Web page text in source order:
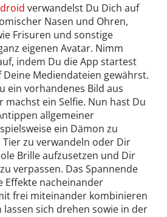
verwandelst Du Dich auf
Nasen und Ohren,
Frisuren und sonstige
eigenen Avatar. Nimm
indem Du die App startest
Mediendateien gewährst.
ein vorhandenes Bild aus
machst ein Selfie. Nun hast Du
allgemeiner
ein Dämon zu
zu verwandeln oder Dir
Brille aufzusetzen und Dir
verpassen. Das Spannende
Effekte nacheinander
frei miteinander kombinieren
lassen sich drehen sowie in der